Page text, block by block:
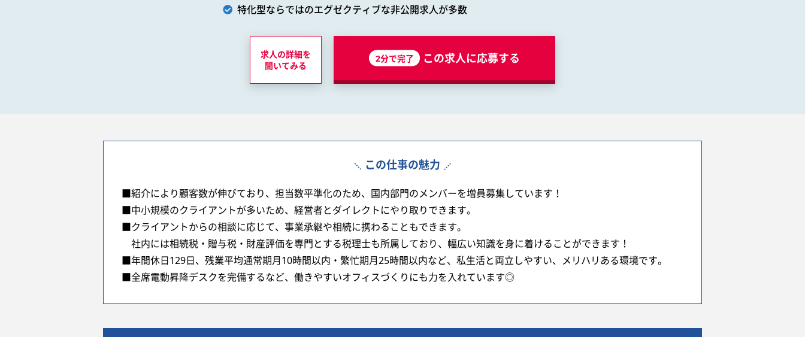
特化型ならではのエグゼクティブな非公開求人が多数
求人の詳細を
聞いてみる
2分で完了 この求人に応募する
この仕事の魅力
■紹介により顧客数が伸びており、担当数平準化のため、国内部門のメンバーを増員募集しています！
■中小規模のクライアントが多いため、経営者とダイレクトにやり取りできます。
■クライアントからの相談に応じて、事業承継や相続に携わることもできます。
社内には相続税・贈与税・財産評価を専門とする税理士も所属しており、幅広い知識を身に着けることができます！
■年間休日129日、残業平均通常期月10時間以内・繁忙期月25時間以内など、私生活と両立しやすい、メリハリある環境です。
■全席電動昇降デスクを完備するなど、働きやすいオフィスづくりにも力を入れています◎